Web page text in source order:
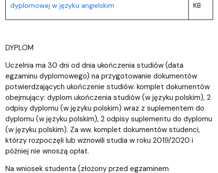
dyplomowej w języku angielskim
KB
DYPLOM
Uczelnia ma 30 dni od dnia ukończenia studiów (data
egzaminu dyplomowego) na przygotowanie dokumentów
potwierdzających ukończenie studiów: komplet dokumentów
obejmujący: dyplom ukończenia studiów (w języku polskim), 2
odpisy dyplomu (w języku polskim) wraz z suplementem do
dyplomu (w języku polskim), 2 odpisy suplementu do dyplomu
(w języku polskim). Za ww. komplet dokumentów studenci,
którzy rozpoczęli lub wznowili studia w roku 2019/2020 i
później nie wnoszą opłat.
Na wniosek studenta (złożony przed egzaminem